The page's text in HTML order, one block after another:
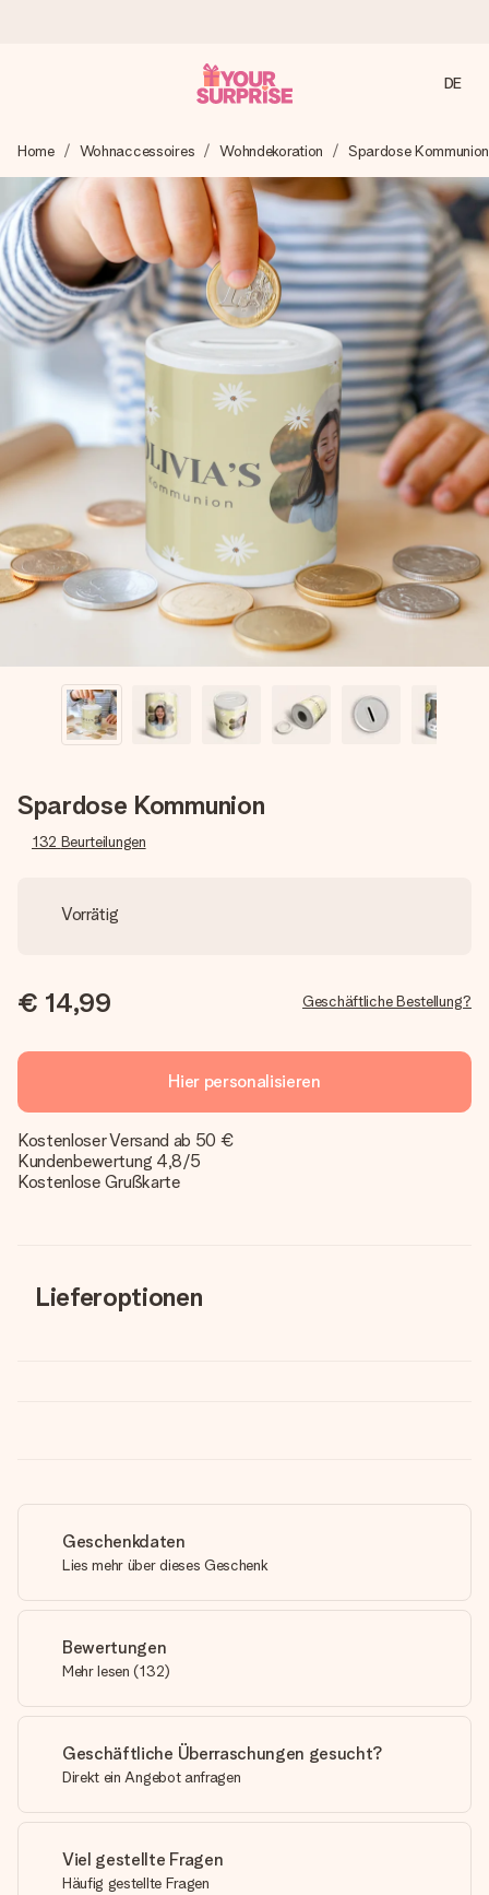
Wir bereiten dein Geschenk sorgfältig vor und schicken es
blitzschnell – damit du es genau zum richtigen Zeitpunkt
überreichen kannst, wenn es am meisten zählt.
4,8 (basierend auf +15.000 Bewertungen)
Unsere Geschenke begeistern. Kunden bewerten uns mit
4,8 bei Google Reviews (Gesamtergebnis aller Länder, in
die wir versenden).
Mit Liebe gemacht, im Handumdrehen
Erstelle etwas Einzigartiges in wenigen Schritten – mit
ihrem Namen, deinem Foto oder einer Nachricht von
Herzen. Kein Stress, nur pure Liebe für den perfekten
Moment.
DE
Home Wohnaccessoires Wohndekoration Spardose Kommunion
Spardose Kommunion
132 Beurteilungen
Vorrätig
€ 14,99 Geschäftliche Bestellung?
Hier personalisieren
Kostenloser Versand ab 50 €
Kundenbewertung 4,8/5
Kostenlose Grußkarte
Lieferoptionen
Geschenkdaten
Lies mehr über dieses Geschenk
Bewertungen
Mehr lesen (132)
Geschäftliche Überraschungen gesucht?
Direkt ein Angebot anfragen
Viel gestellte Fragen
Häufig gestellte Fragen